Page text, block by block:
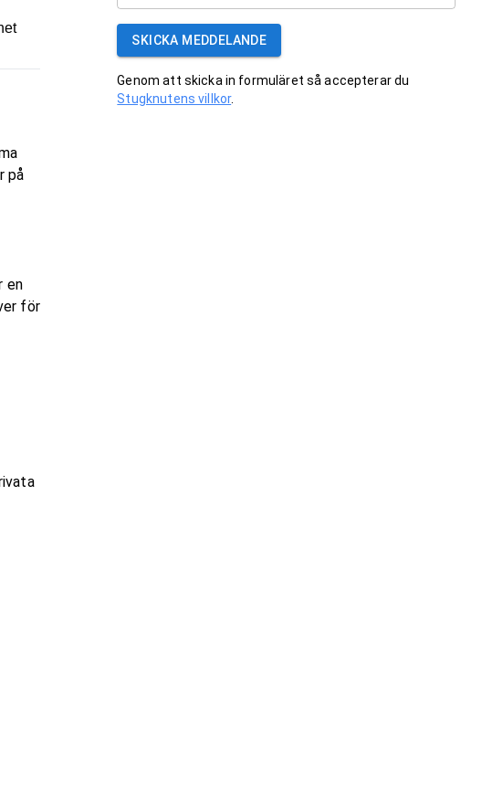
på
en
för
SKICKA MEDDELANDE
Genom att skicka in formuläret så accepterar du
Stugknutens villkor.